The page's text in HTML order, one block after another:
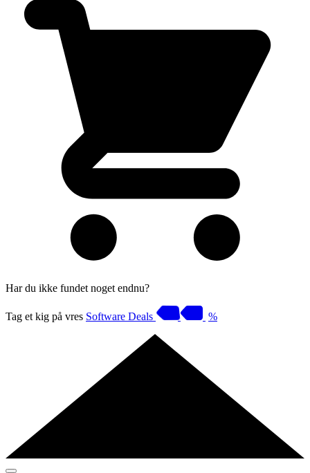
Har du ikke fundet noget endnu?
Tag et kig på vres Software Deals %